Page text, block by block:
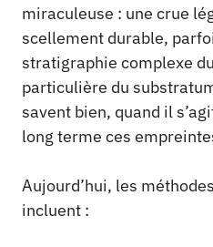
miraculeuse : une crue
scellement durable,
stratigraphie complexe
particulière du
savent bien, quand il
long terme ces
Aujourd’hui, les
incluent :